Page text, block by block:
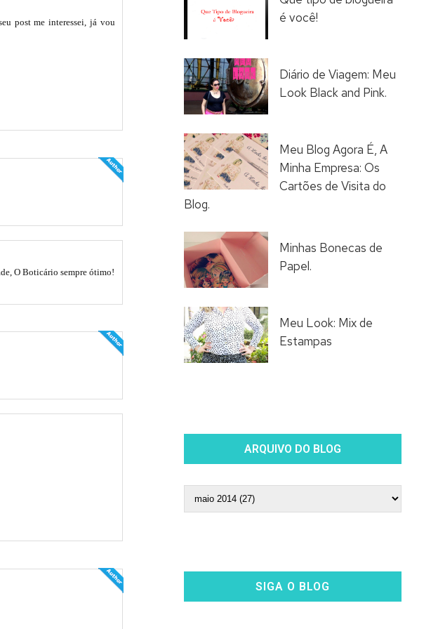
post me interessei, já vou
O Boticário sempre ótimo!
é você!
Diário de Viagem: Meu
Look Black and Pink.
Meu Blog Agora É, A
Minha Empresa: Os
Cartões de Visita do
Blog.
Minhas Bonecas de
Papel.
Meu Look: Mix de
Estampas
ARQUIVO DO BLOG
SIGA O BLOG